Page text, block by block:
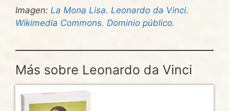
Imagen: La Mona Lisa. Leonardo da Vinci.
Wikimedia Commons. Dominio público.
Más sobre Leonardo da Vinci